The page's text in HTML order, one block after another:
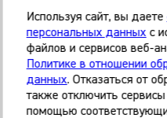
© 2026 Клиника «МЕДИКАЛ
Все права защищены
Информация,
справочной и не может
Используя сайт, вы даете
персональных данныхс
файлов и сервисов веб-
Политике в отношении
данных. Отказаться от
также отключить
помощью